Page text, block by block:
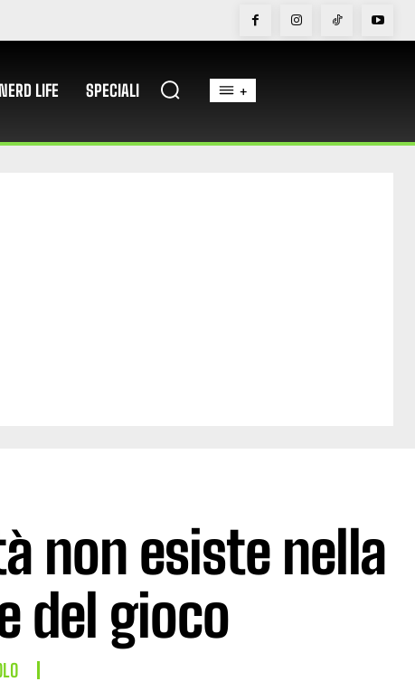
NERD LIFE SPECIALI +
non esiste nella
del gioco